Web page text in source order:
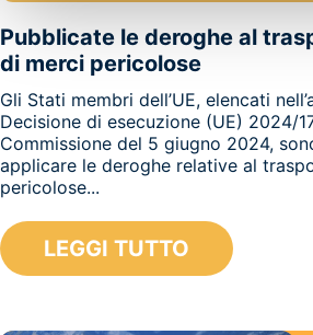
Pubblicate le deroghe al
di merci pericolose
Gli Stati membri dell’UE, elencati
Decisione di esecuzione (UE) 2024/
Commissione del 5 giugno 2024,
applicare le deroghe relative al
pericolose...
LEGGI TUTTO